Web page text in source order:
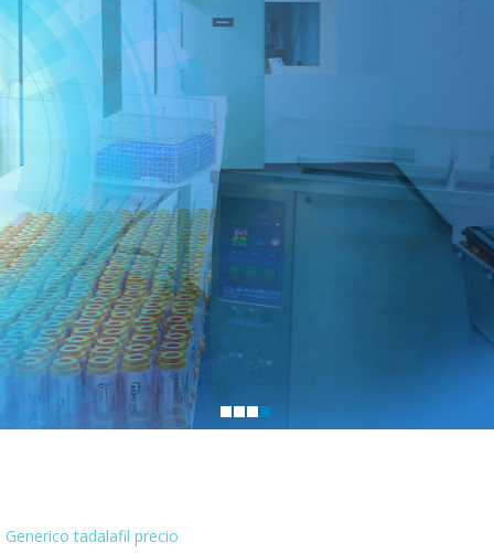
Generico tadalafil precio